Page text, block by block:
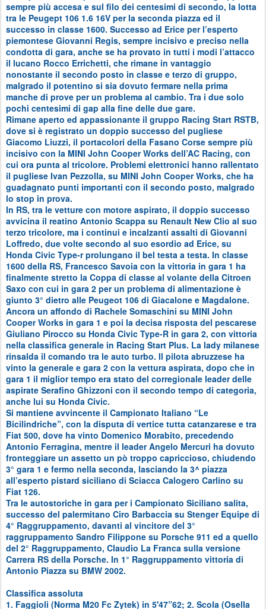
sempre più accesa e sul filo dei centesimi di secondo, la lotta
tra le Peugept 106 1.6 16V per la seconda piazza ed il
successo in classe 1600. Successo ad Erice per l’esperto
piemontese Giovanni Regis, sempre incisivo e preciso nella
condotta di gara, anche se ha provato in tutti i modi l’attacco
il lucano Rocco Errichetti, che rimane in vantaggio
nonostante il secondo posto in classe e terzo di gruppo,
malgrado il potentino si sia dovuto fermare nella prima
manche di prove per un problema al cambio. Tra i due solo
pochi centesimi di gap alla fine delle due gare.
Rimane aperto ed appassionante il gruppo Racing Start RSTB,
dove si è registrato un doppio successo del pugliese
Giacomo Liuzzi, il portacolori della Fasano Corse sempre più
incisivo con la MINI John Cooper Works dell’AC Racing, con
cui ora punta al tricolore. Problemi elettronici hanno rallentato
il pugliese Ivan Pezzolla, su MINI John Cooper Works, che ha
guadagnato punti importanti con il secondo posto, malgrado
lo stop in prova.
In RS, tra le vetture con motore aspirato, il doppio successo
avvicina il reatino Antonio Scappa su Renault New Clio al suo
terzo tricolore, ma i continui e incalzanti assalti di Giovanni
Loffredo, due volte secondo al suo esordio ad Erice, su
Honda Civic Type-r prolungano il bel testa a testa. In classe
1600 della RS, Francesco Savoia con la vittoria in gara 1 ha
finalmente stretto la Coppa di classe al volante della Citroen
Saxo con cui in gara 2 per un problema di alimentazione è
giunto 3° dietro alle Peugeot 106 di Giacalone e Magdalone.
Ancora un affondo di Rachele Somaschini su MINI John
Cooper Works in gara 1 e poi la decisa risposta del pescarese
Giuliano Pirocco su Honda Civic Type-R in gara 2, con vittoria
nella classifica generale in Racing Start Plus. La lady milanese
rinsalda il comando tra le auto turbo. Il pilota abruzzese ha
vinto la generale e gara 2 con la vettura aspirata, dopo che in
gara 1 il miglior tempo era stato del corregionale leader delle
aspirate Serafino Ghizzoni con il secondo tempo di categoria,
anche lui su Honda Civic.
Si mantiene avvincente il Campionato Italiano “Le
Bicilindriche”, con la disputa di vertice tutta catanzarese e tra
Fiat 500, dove ha vinto Domenico Morabito, precedendo
Antonio Ferragina, mentre il leader Angelo Mercuri ha dovuto
fronteggiare un assetto un pò troppo capriccioso, chiudendo
3° gara 1 e fermo nella seconda, lasciando la 3^ piazza
all’esperto pistard siciliano di Sciacca Calogero Carlino su
Fiat 126.
Tra le autostoriche in gara per i Campionato Siciliano salita,
successo del palermitano Ciro Barbaccia su Stenger Equipe di
4° Raggruppamento, davanti al vincitore del 3°
raggruppamento Sandro Filippone su Porsche 911 ed a quello
del 2° Raggruppamento, Claudio La Franca sulla versione
Carrera RS della Porsche. In 1° Raggruppamento vittoria di
Antonio Piazza su BMW 2002.
Classifica assoluta
1. Faggioli (Norma M20 Fc Zytek) in 5'47”62; 2. Scola (Osella